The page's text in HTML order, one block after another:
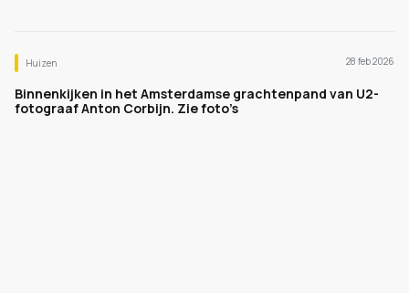
Huizen 28 feb 2026
Binnenkijken in het Amsterdamse grachtenpand van U2-
fotograaf Anton Corbijn. Zie foto’s